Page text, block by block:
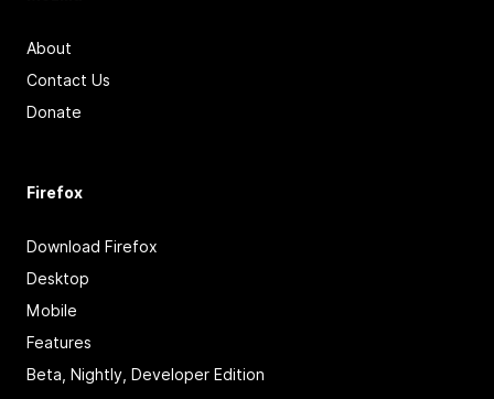
About
Contact Us
Donate
Firefox
Download Firefox
Desktop
Mobile
Features
Beta, Nightly, Developer Edition